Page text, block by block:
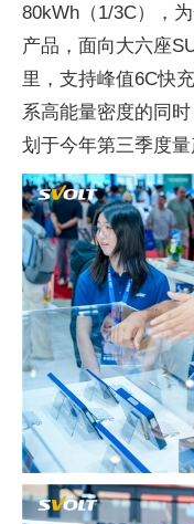
80kWh（1/3C），
产品，面向大六座
里，支持峰值6C快
系高能量密度的同
划于今年第三季度量